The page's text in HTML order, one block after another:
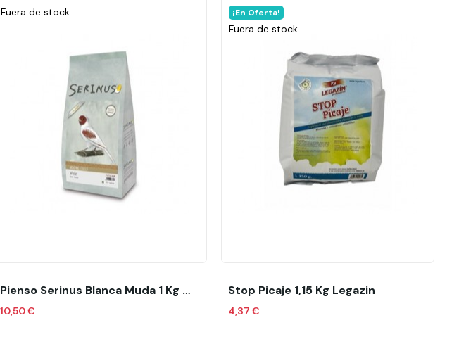
Fuera de stock
Pienso Serinus Blanca Muda 1 Kg White Moulting
10,50 €
¡En Oferta!
Fuera de stock
Stop Picaje 1,15 Kg Legazin
4,37 €